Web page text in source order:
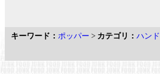
キーワード： ポッパー > カテゴリ： ハン